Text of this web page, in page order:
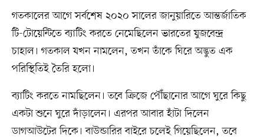
গতকালের আগে সর্বশেষ ২০২০ সালের জানুয়ারিতে আন্তর্জাতিক
টি-টোয়েন্টিতে ব্যাটিং করতে নেমেছিলেন ভারতের যুজবেন্দ্র
চাহাল। গতকাল যখন নামলেন, তখন তাঁকে ঘিরে অদ্ভুত এক
পরিস্থিতিই তৈরি হলো।
ব্যাটিং করতে নামছিলেন। তবে ক্রিজে পৌঁছানোর আগে ঘুরে কিছু
একটা শুনে ঘুরে দাঁড়ালেন। এরপর আবার হাঁটা দিলেন
ডাগআউটের দিকে। বাউন্ডারির বাইরে চলেই গিয়েছিলেন, তবে